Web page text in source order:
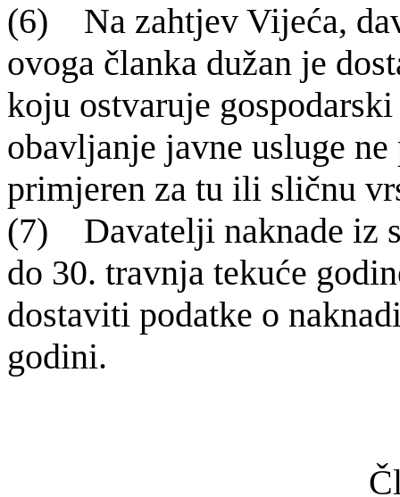
(6) Na zahtjev Vijeća,
ovoga članka dužan je
koju ostvaruje
obavlja­nje javne usluge
primjeren za tu ili sličnu
(7) Davatelji naknade iz
do 30. travnja tekuće
dostaviti podatke o
godini.